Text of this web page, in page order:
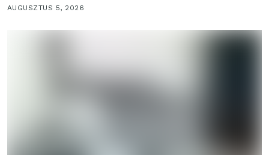
AUGUSZTUS 5, 2026